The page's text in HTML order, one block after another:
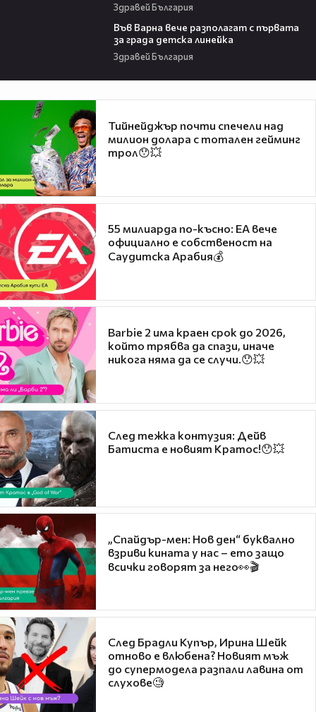
Здравей България
Във Варна вече разполагат с първата
за града детска линейка
Здравей България
Тийнейджър почти спечели над
милион долара с тотален гейминг
трол😯💥
55 милиарда по-късно: EA вече
официално е собственост на
Саудитска Арабия💰
Barbie 2 има краен срок до 2026,
който трябва да спази, иначе
никога няма да се случи.😯💥
След тежка контузия: Дейв
Батиста е новият Кратос!😯💥
„Спайдър-мен: Нов ден“ буквално
взриви кината у нас – ето защо
всички говорят за него👀🎬
След Брадли Купър, Ирина Шейк
отново е влюбена? Новият мъж
до супермодела разпали лавина от
слухове🧐